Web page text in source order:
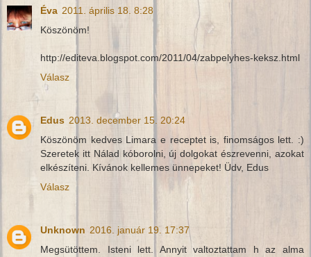
Éva 2011. április 18. 8:28
Köszönöm!
http://editeva.blogspot.com/2011/04/zabpelyhes-keksz.html
Válasz
Edus 2013. december 15. 20:24
Köszönöm kedves Limara e receptet is, finomságos lett. :)
Szeretek itt Nálad kóborolni, új dolgokat észrevenni, azokat
elkészíteni. Kívánok kellemes ünnepeket! Üdv, Edus
Válasz
Unknown 2016. január 19. 17:37
Megsütöttem. Isteni lett. Annyit valtoztattam h az alma